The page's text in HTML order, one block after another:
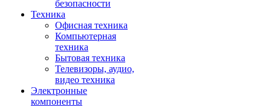
безопасности
Техника
Офисная техника
Компьютерная
техника
Бытовая техника
Телевизоры, аудио,
видео техника
Электронные
компоненты